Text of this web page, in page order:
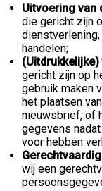
Uitvoering van
die gericht zijn
handelen;
gericht zijn op
gebruik maken
het plaatsen
nieuwsbrief, of
gegevens
voor hebben
wij een